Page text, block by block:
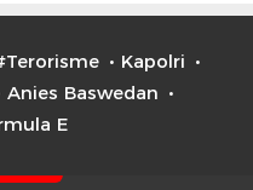
Kapolri
Anies Baswedan
E